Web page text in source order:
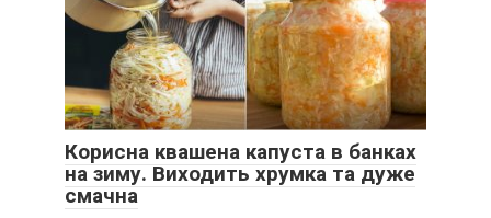
Корисна квашена капуста в банках
на зиму. Виходить хрумка та дуже
смачна